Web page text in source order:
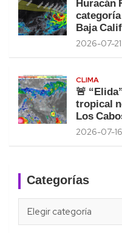
Huracán
Baja
2026-07-21
CLIMA
🚨
tropical
Los
2026-07-16
Categorías